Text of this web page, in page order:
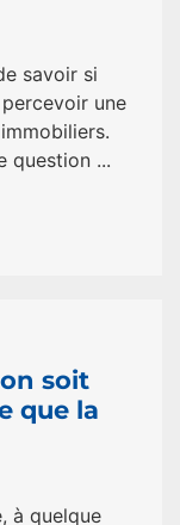
savoir si
une
question ...
soit
que la
à quelque